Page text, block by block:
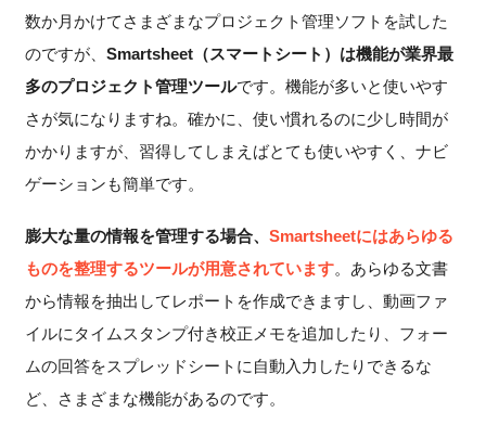
数か月かけてさまざまなプロジェクト管理ソフトを試した
のですが、 Smartsheet（スマートシート）は機能が業界最
多のプロジェクト管理ツールです。機能が多いと使いやす
さが気になりますね。確かに、使い慣れるのに少し時間が
かかりますが、習得してしまえばとても使いやすく、ナビ
ゲーションも簡単です。
膨大な量の情報を管理する場合、 Smartsheetにはあらゆる
ものを整理するツールが用意されています。あらゆる文書
から情報を抽出してレポートを作成できますし、動画ファ
イルにタイムスタンプ付き校正メモを追加したり、フォー
ムの回答をスプレッドシートに自動入力したりできるな
ど、さまざまな機能があるのです。